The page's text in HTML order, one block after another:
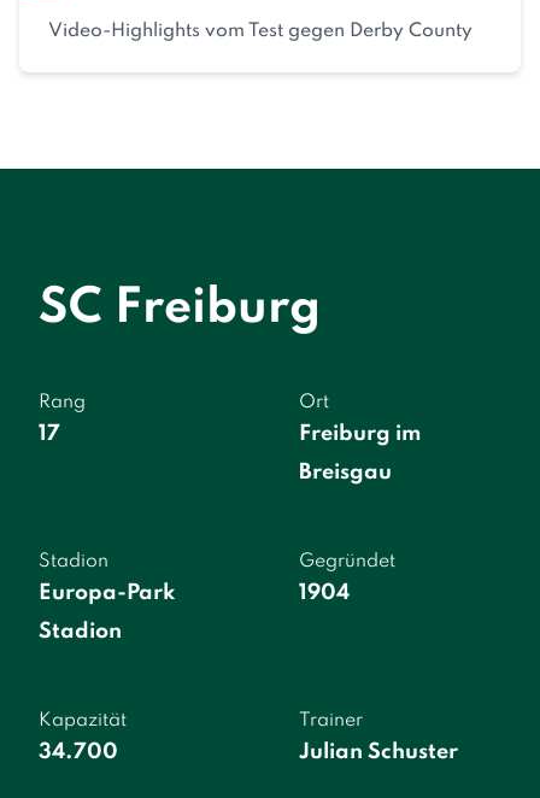
Video-Highlights vom Test gegen Derby County
SC Freiburg
Rang
17
Ort
Freiburg im
Breisgau
Stadion
Europa-Park
Stadion
Gegründet
1904
Kapazität
34.700
Trainer
Julian Schuster